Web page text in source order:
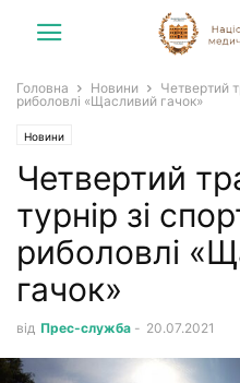
Головна Новини
Четвертий
риболовлі «Щасливий гачок»
Новини
Четвертий
турнір зі
риболовлі
гачок»
від Прес-служба - 20.07.2021